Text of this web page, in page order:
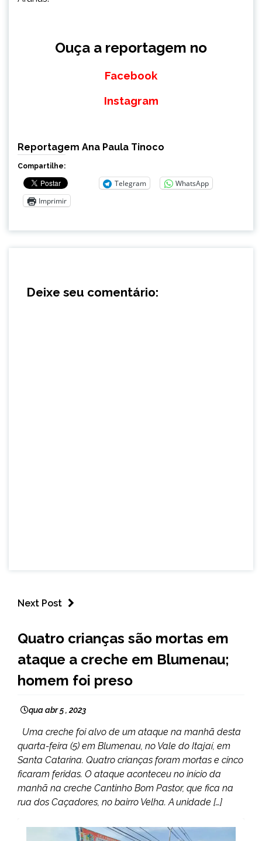
Ouça a reportagem no
Facebook
Instagram
Reportagem Ana Paula Tinoco
Compartilhe:
Telegram
WhatsApp
Imprimir
Deixe seu comentário:
Next Post
NOTÍCIAS
Quatro crianças são mortas em
ataque a creche em Blumenau;
homem foi preso
qua abr 5 , 2023
Uma creche foi alvo de um ataque na manhã desta
quarta-feira (5) em Blumenau, no Vale do Itajaí, em
Santa Catarina. Quatro crianças foram mortas e cinco
ficaram feridas. O ataque aconteceu no início da
manhã na creche Cantinho Bom Pastor, que fica na
rua dos Caçadores, no bairro Velha. A unidade […]